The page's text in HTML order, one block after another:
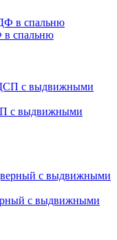
спальню
с выдвижными
с выдвижными